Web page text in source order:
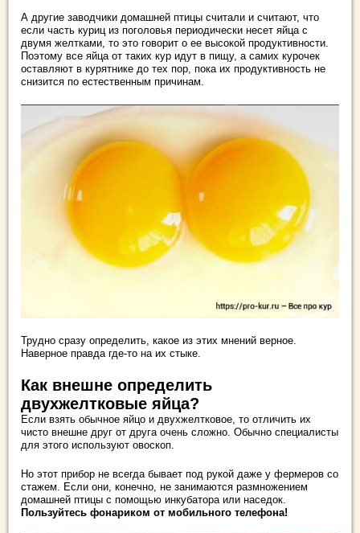
А другие заводчики домашней птицы считали и считают, что
если часть куриц из поголовья периодически несет яйца с
двумя желтками, то это говорит о ее высокой продуктивности.
Поэтому все яйца от таких кур идут в пищу, а самих курочек
оставляют в курятнике до тех пор, пока их продуктивность не
снизится по естественным причинам.
Трудно сразу определить, какое из этих мнений верное.
Наверное правда где-то на их стыке.
Как внешне определить
двухжелтковые яйца?
Если взять обычное яйцо и двухжелтковое, то отличить их
чисто внешне друг от друга очень сложно. Обычно специалисты
для этого используют овоскоп.
Но этот прибор не всегда бывает под рукой даже у фермеров со
стажем. Если они, конечно, не занимаются размножением
домашней птицы с помощью инкубатора или наседок.
Пользуйтесь фонариком от мобильного телефона!